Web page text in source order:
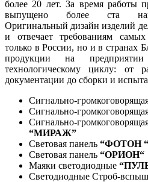
более 20 лет. За время работы
выпущено более ста
Оригинальный дизайн изделий
и отвечает требованиям
только в России, но и в странах
продукции на
технологическому циклу: от
документации до сборки и
Сигнально-
Сигнально-
Сигнально-
“МИРАЖ”
Световая панель “ФОТОН “
Световая панель “ОРИОН“
Маяки светодиодные
Светодиодные Строб-